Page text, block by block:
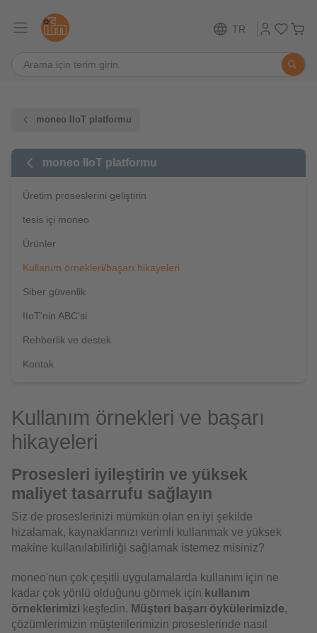
TR
moneo IIoT platformu
moneo IIoT platformu
Üretim proseslerini geliştirin
tesis içi moneo
Ürünler
Kullanım örnekleri/başarı hikayeleri
Siber güvenlik
IIoT'nin ABC'si
Rehberlik ve destek
Kontak
Kullanım örnekleri ve başarı
hikayeleri
Prosesleri iyileştirin ve yüksek
maliyet tasarrufu sağlayın
Siz de proseslerinizi mümkün olan en iyi şekilde
hizalamak, kaynaklarınızı verimli kullanmak ve yüksek
makine kullanılabilirliği sağlamak istemez misiniz?
moneo'nun çok çeşitli uygulamalarda kullanım için ne
kadar çok yönlü olduğunu görmek için kullanım
örneklerimizi keşfedin. Müşteri başarı öykülerimizde,
çözümlerimizin müşterilerimizin proseslerinde nasıl